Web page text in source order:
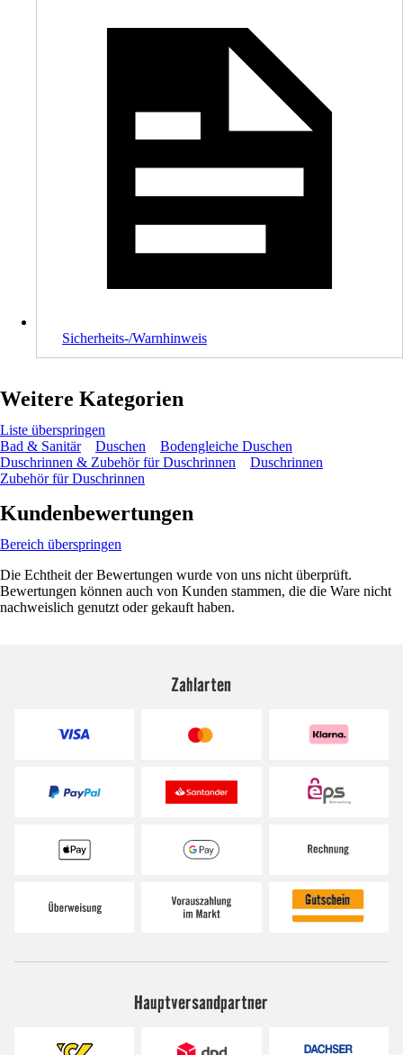
Sicherheits-/Warnhinweis
Weitere Kategorien
Liste überspringen
Bad & Sanitär
Duschen
Bodengleiche Duschen
Duschrinnen & Zubehör für Duschrinnen
Duschrinnen
Zubehör für Duschrinnen
Kundenbewertungen
Bereich überspringen
Die Echtheit der Bewertungen wurde von uns nicht überprüft.
Bewertungen können auch von Kunden stammen, die die Ware nicht
nachweislich genutzt oder gekauft haben.
Zahlarten
Hauptversandpartner